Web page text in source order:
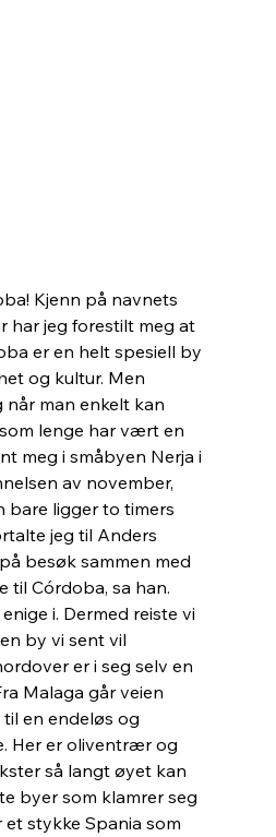
Kjenn på navnets
har jeg forestilt meg at
er en helt spesiell by
og kultur. Men
man enkelt kan
lenge har vært en
meg i småbyen Nerja i
av november,
bare ligger to timers
jeg til Anders
besøk sammen med
til Córdoba, sa han.
i. Dermed reiste vi
by vi sent vil
er i seg selv en
Malaga går veien
en endeløs og
Her er oliventrær og
så langt øyet kan
byer som klamrer seg
et stykke Spania som